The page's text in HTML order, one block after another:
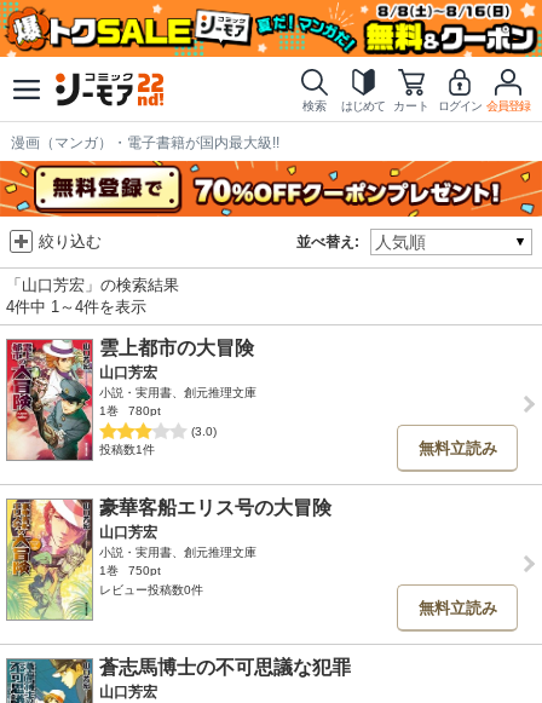
検索 はじめて カート ログイン 会員登録
漫画（マンガ）・電子書籍が国内最大級!!
並べ替え:
絞り込む
「山口芳宏」の検索結果
4件中 1～4件を表示
雲上都市の大冒険
山口芳宏
小説・実用書、創元推理文庫
1巻
780pt
(3.0)
投稿数1件
無料立読み
豪華客船エリス号の大冒険
山口芳宏
小説・実用書、創元推理文庫
1巻
750pt
レビュー投稿数0件
無料立読み
蒼志馬博士の不可思議な犯罪
山口芳宏